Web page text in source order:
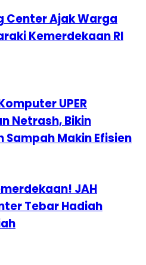
Center Ajak Warga
Kemerdekaan RI
UPER
Netrash, Bikin
Sampah Makin Efisien
JAH
Tebar Hadiah